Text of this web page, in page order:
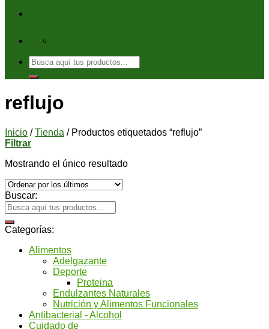
Buscar
por:
reflujo
Inicio / Tienda /Productos etiquetados “reflujo”
Filtrar
Mostrando el único resultado
Buscar:
Categorías:
Alimentos
Adelgazante
Deporte
Proteina
Endulzantes Naturales
Nutrición y Alimentos Funcionales
Antibacterial - Alcohol
Cuidado de